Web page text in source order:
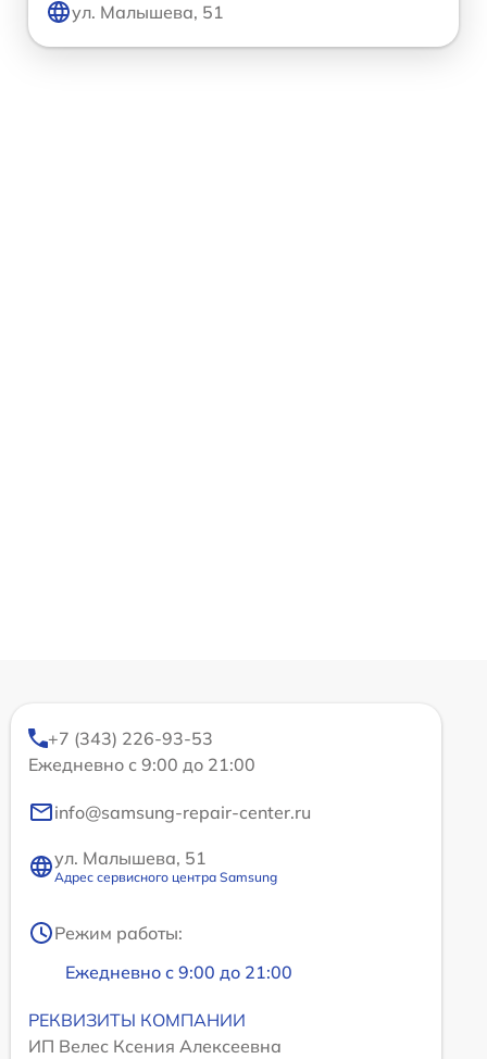
ул. Малышева, 51
+7 (343) 226-93-53
Ежедневно с 9:00 до 21:00
info@samsung-repair-center.ru
ул. Малышева, 51
Адрес сервисного центра Samsung
Режим работы:
Ежедневно с 9:00 до 21:00
РЕКВИЗИТЫ КОМПАНИИ
ИП Велес Ксения Алексеевна